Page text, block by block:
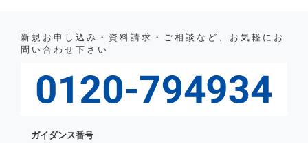
新規お申し込み・資料請求・ご相談など、お気軽にお
問い合わせ下さい
ガイダンス番号